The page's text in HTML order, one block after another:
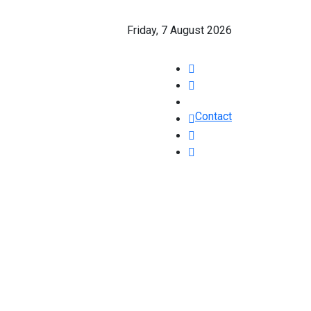
Friday, 7 August 2026
Contact